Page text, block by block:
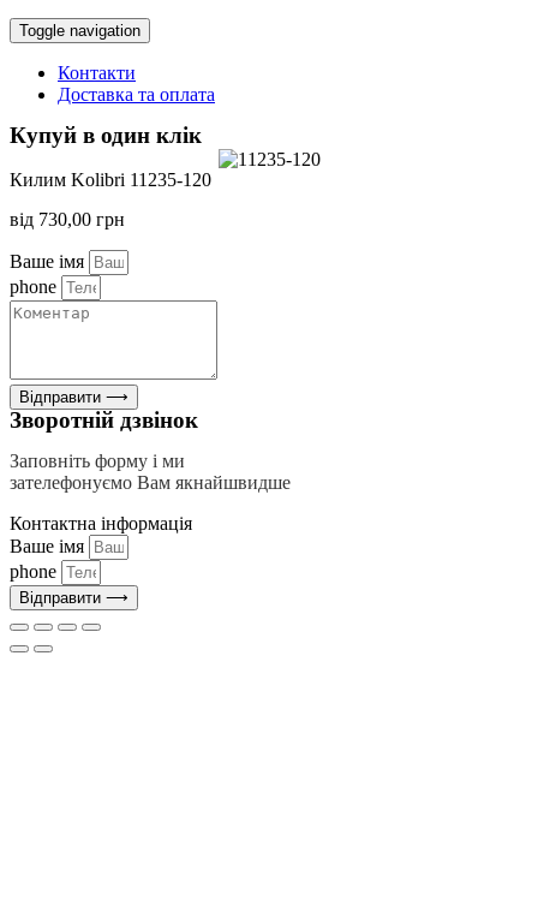
Toggle navigation
Контакти
Доставка та оплата
Купуй в один клік
Килим Kolibri 11235-120
від 730,00 грн
Ваше імя
phone
Відправити ⟶
Зворотній дзвінок
Заповніть форму і ми
зателефонуємо Вам якнайшвидше
Контактна інформація
Ваше імя
phone
Відправити ⟶